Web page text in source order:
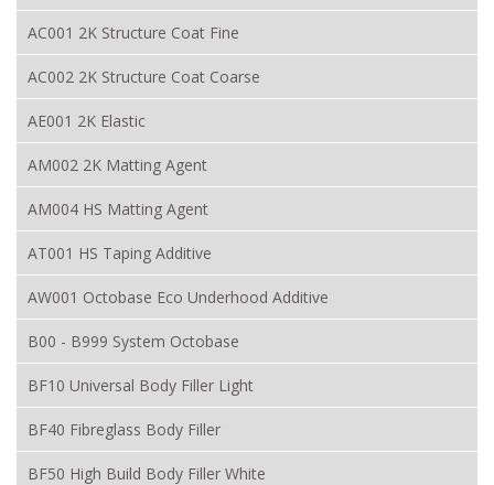
AC001 2K Structure Coat Fine
AC002 2K Structure Coat Coarse
AE001 2K Elastic
AM002 2K Matting Agent
AM004 HS Matting Agent
AT001 HS Taping Additive
AW001 Octobase Eco Underhood Additive
B00 - B999 System Octobase
BF10 Universal Body Filler Light
BF40 Fibreglass Body Filler
BF50 High Build Body Filler White